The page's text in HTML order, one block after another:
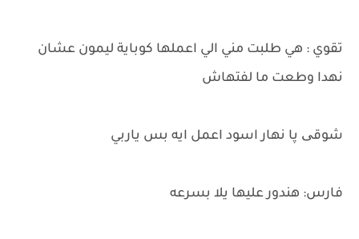
تقوي : هي طلبت مني الي اعملها كوباية ليمون عشان
نهدا وطعت ما لفتهاش
شوقی پا نهار اسود اعمل ايه بس ياربي
فارس: هندور عليها يلا بسرعه